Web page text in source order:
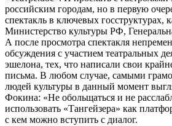
российским городам, но в первую
спектакль в ключевых госструктурах,
Министерство культуры РФ,
А после просмотра спектакля
обсуждения с участием театральных
эшелона, тех, что написали свои
письма. В любом случае, самыми
людей культуры в данный момент
Фокина: «Не обольщаться и не
использовать «Тангейзера» как
с кем можно вступить с диалог.